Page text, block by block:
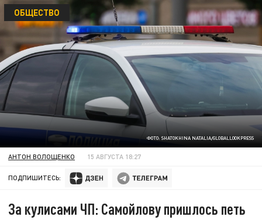
ФОТО: SHATOKHINA NATALIA/GLOBALLOOKPRESS
ОБЩЕСТВО
АНТОН ВОЛОЩЕНКО 15 АВГУСТА 18:27
ПОДПИШИТЕСЬ:
За кулисами ЧП: Самойлову пришлось петь